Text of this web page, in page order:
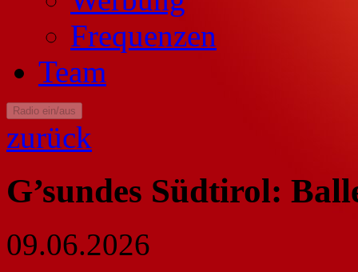
Frequenzen
Team
Radio ein/aus
zurück
G’sundes Südtirol:
09.06.2026